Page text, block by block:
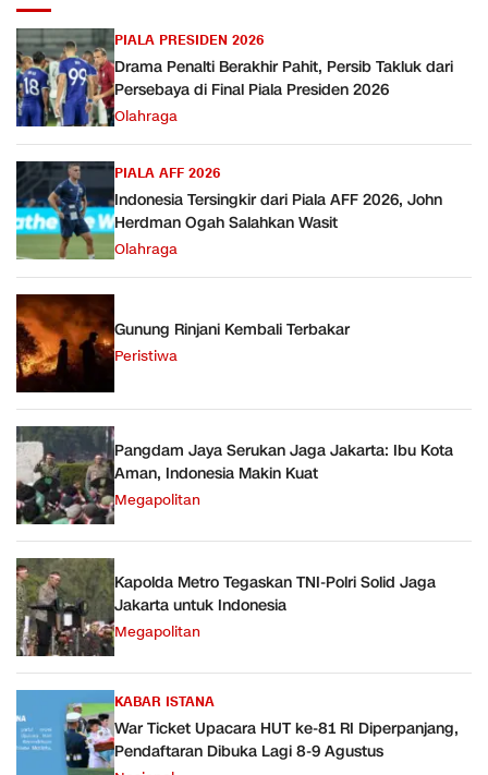
PIALA PRESIDEN 2026
Drama Penalti Berakhir Pahit, Persib Takluk dari
Persebaya di Final Piala Presiden 2026
Olahraga
PIALA AFF 2026
Indonesia Tersingkir dari Piala AFF 2026, John
Herdman Ogah Salahkan Wasit
Olahraga
Gunung Rinjani Kembali Terbakar
Peristiwa
Pangdam Jaya Serukan Jaga Jakarta: Ibu Kota
Aman, Indonesia Makin Kuat
Megapolitan
Kapolda Metro Tegaskan TNI-Polri Solid Jaga
Jakarta untuk Indonesia
Megapolitan
KABAR ISTANA
War Ticket Upacara HUT ke-81 RI Diperpanjang,
Pendaftaran Dibuka Lagi 8-9 Agustus